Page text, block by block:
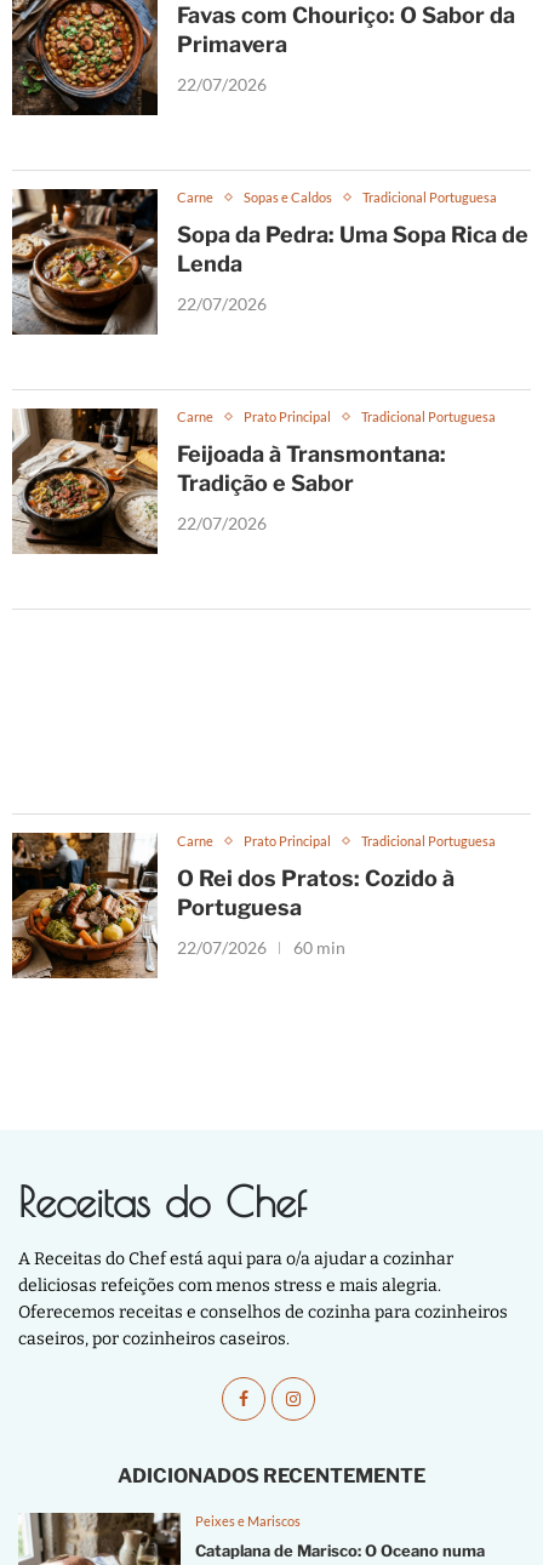
Favas com Chouriço: O Sabor da
Primavera
22/07/2026
Carne Sopas e Caldos Tradicional Portuguesa
Sopa da Pedra: Uma Sopa Rica de
Lenda
22/07/2026
Carne Prato Principal Tradicional Portuguesa
Feijoada à Transmontana:
Tradição e Sabor
22/07/2026
Carne Prato Principal Tradicional Portuguesa
O Rei dos Pratos: Cozido à
Portuguesa
22/07/2026 60 min
Receitas do Chef
A Receitas do Chef está aqui para o/a ajudar a cozinhar
deliciosas refeições com menos stress e mais alegria.
Oferecemos receitas e conselhos de cozinha para cozinheiros
caseiros, por cozinheiros caseiros.
ADICIONADOS RECENTEMENTE
Peixes e Mariscos
Cataplana de Marisco: O Oceano numa